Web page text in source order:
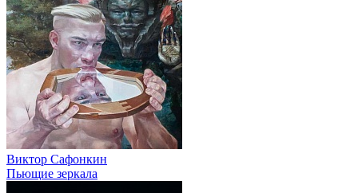
Виктор Сафонкин
Пьющие зеркала